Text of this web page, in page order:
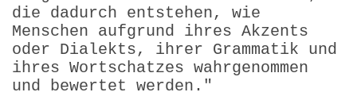
die dadurch entstehen, wie
Menschen aufgrund ihres Akzents
oder Dialekts, ihrer Grammatik und
ihres Wortschatzes wahrgenommen
und bewertet werden."